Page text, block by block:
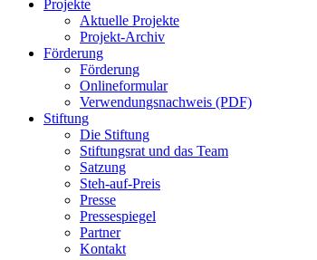
Projekte
Aktuelle Projekte
Projekt-Archiv
Förderung
Förderung
Onlineformular
Verwendungsnachweis (PDF)
Stiftung
Die Stiftung
Stiftungsrat und das Team
Satzung
Steh-auf-Preis
Presse
Pressespiegel
Partner
Kontakt